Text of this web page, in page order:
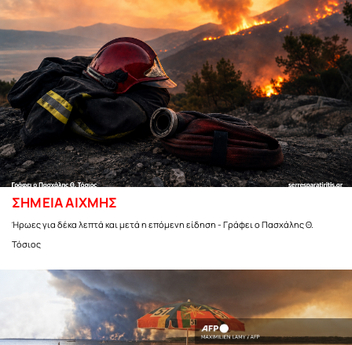
ΣΗΜΕΙΑ ΑΙΧΜΗΣ
Ήρωες για δέκα λεπτά και μετά η επόμενη είδηση - Γράφει ο Πασχάλης Θ.
Τόσιος